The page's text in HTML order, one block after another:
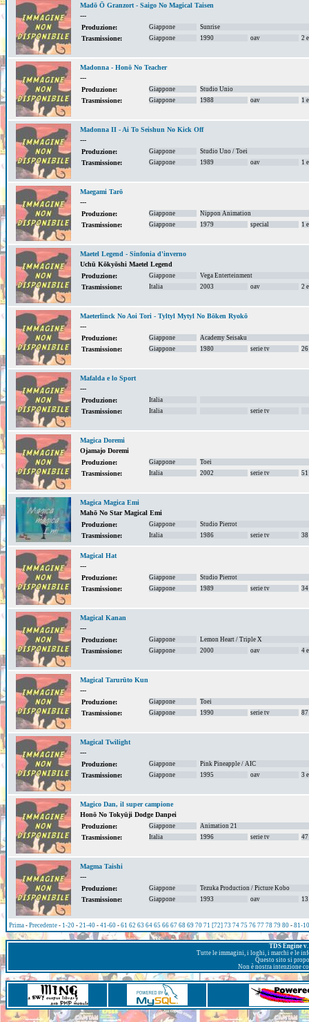
Madō Ō Granzort - Saigo No Magical Taisen
---
Produzione:
Giappone Sunrise
Trasmissione: Giappone 1990 oav 2
Madonna - Honō No Teacher
---
Produzione:
Giappone Studio Unio
Trasmissione: Giappone 1988 oav 1
Madonna II - Ai To Seishun No Kick Off
---
Produzione:
Giappone Studio Uno / Toei
Trasmissione: Giappone 1989 oav 1
Maegami Tarō
---
Produzione:
Giappone Nippon Animation
Trasmissione: Giappone 1979 special 1
Maetel Legend - Sinfonia d'inverno
Uchū Kōkyōshi Maetel Legend
Produzione:
Giappone Vega Enterteinment
Trasmissione: Italia 2003 oav 2
Maeterlinck No Aoi Tori - Tyltyl Mytyl No Bōken Ryokō
---
Produzione:
Giappone Academy Seisaku
Trasmissione: Giappone 1980 serie tv 26
Mafalda e lo Sport
---
Produzione:
Italia
Trasmissione: Italia serie tv
Magica Doremi
Ojamajo Doremi
Produzione:
Giappone Toei
Trasmissione: Italia 2002 serie tv 51
Magica Magica Emi
Mahō No Star Magical Emi
Produzione:
Giappone Studio Pierrot
Trasmissione: Italia 1986 serie tv 38
Magical Hat
---
Produzione:
Giappone Studio Pierrot
Trasmissione: Giappone 1989 serie tv 34
Magical Kanan
---
Produzione:
Giappone Lemon Heart / Triple X
Trasmissione: Giappone 2000 oav 4
Magical Tarurūto Kun
---
Produzione:
Giappone Toei
Trasmissione: Giappone 1990 serie tv 87
Magical Twilight
---
Produzione:
Giappone Pink Pineapple / AIC
Trasmissione: Giappone 1995 oav 3
Magico Dan, il super campione
Honō No Tokyūji Dodge Danpei
Produzione:
Giappone Animation 21
Trasmissione: Italia 1996 serie tv 47
Magma Taishi
---
Produzione:
Giappone Tezuka Production / Picture Kobo
Trasmissione: Giappone 1993 oav
Prima - Precedente - 1-20 - 21-40 - 41-60 - 61 62 63 64 65 66 67 68 69 70 71 [72] 73 74 75 76 77 78 79 80 - 81-
TDS Engine
Tutte le immagini, i loghi, i marchi e le
Questo sito si
Non è nostra intenzione